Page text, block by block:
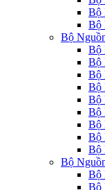
Bộ
Bộ
Bộ
Bộ
Bộ
Bộ
Bộ
Bộ
Bộ
Bộ
Bộ
Bộ
Bộ
Bộ
Bộ